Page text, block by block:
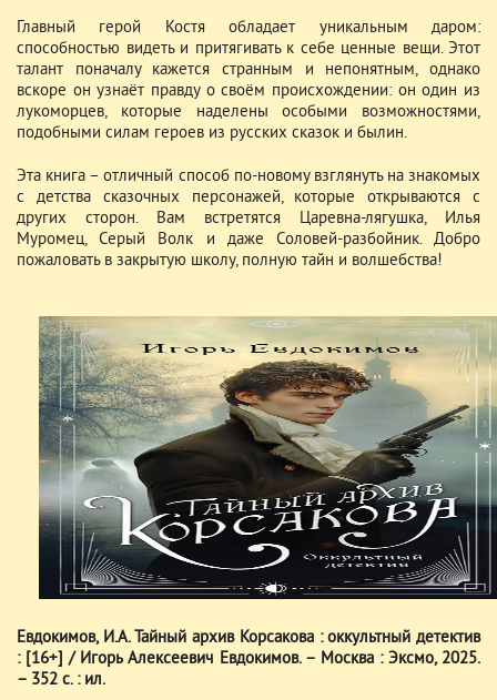
Главный герой Костя обладает уникальным даром:
способностью видеть и притягивать к себе ценные вещи. Этот
талант поначалу кажется странным и непонятным, однако
вскоре он узнаёт правду о своём происхождении: он один из
лукоморцев, которые наделены особыми возможностями,
подобными силам героев из русских сказок и былин.
Эта книга – отличный способ по-новому взглянуть на знакомых
с детства сказочных персонажей, которые открываются с
других сторон. Вам встретятся Царевна-лягушка, Илья
Муромец, Серый Волк и даже Соловей-разбойник. Добро
пожаловать в закрытую школу, полную тайн и волшебства!
Евдокимов, И.А. Тайный архив Корсакова : оккультный детектив
: [16+] / Игорь Алексеевич Евдокимов. – Москва : Эксмо, 2025.
– 352 с. : ил.